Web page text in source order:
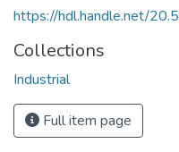
https://hdl.handle.net/
Collections
Industrial
Full item page